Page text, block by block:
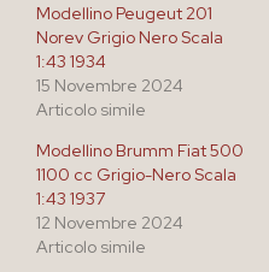
Modellino Peugeut 201
Norev Grigio Nero Scala
1:43 1934
15 Novembre 2024
Articolo simile
Modellino Brumm Fiat 500
1100 cc Grigio-Nero Scala
1:43 1937
12 Novembre 2024
Articolo simile